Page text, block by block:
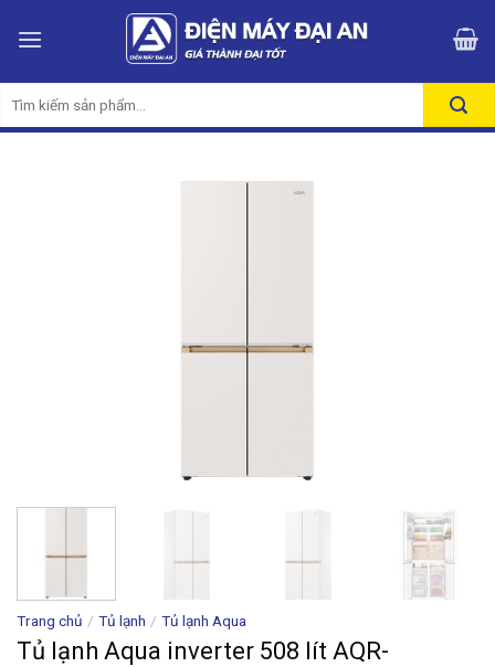
kiếm:
Trang chủ / Tủ lạnh / Tủ lạnh Aqua
Tủ lạnh Aqua inverter 508 lít AQR-